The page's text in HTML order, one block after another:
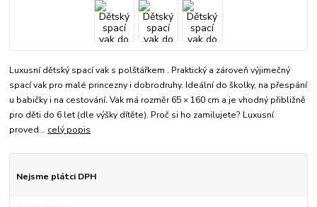
Luxusní dětský spací vak s polštářkem . Praktický a zároveň výjimečný
spací vak pro malé princezny i dobrodruhy. Ideální do školky, na přespání
u babičky i na cestování. Vak má rozměr 65 × 160 cm a je vhodný přibližně
pro děti do 6 let (dle výšky dítěte). Proč si ho zamilujete? Luxusní
proved... celý popis
Nejsme plátci DPH